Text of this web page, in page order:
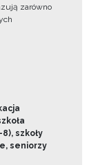
zarówno
szkoły
seniorzy